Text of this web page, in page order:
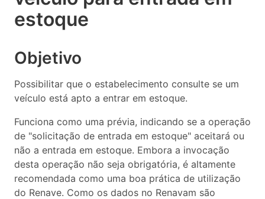
estoque
Objetivo
Possibilitar que o estabelecimento consulte se um
veículo está apto a entrar em estoque.
Funciona como uma prévia, indicando se a operação
de "solicitação de entrada em estoque" aceitará ou
não a entrada em estoque. Embora a invocação
desta operação não seja obrigatória, é altamente
recomendada como uma boa prática de utilização
do Renave. Como os dados no Renavam são